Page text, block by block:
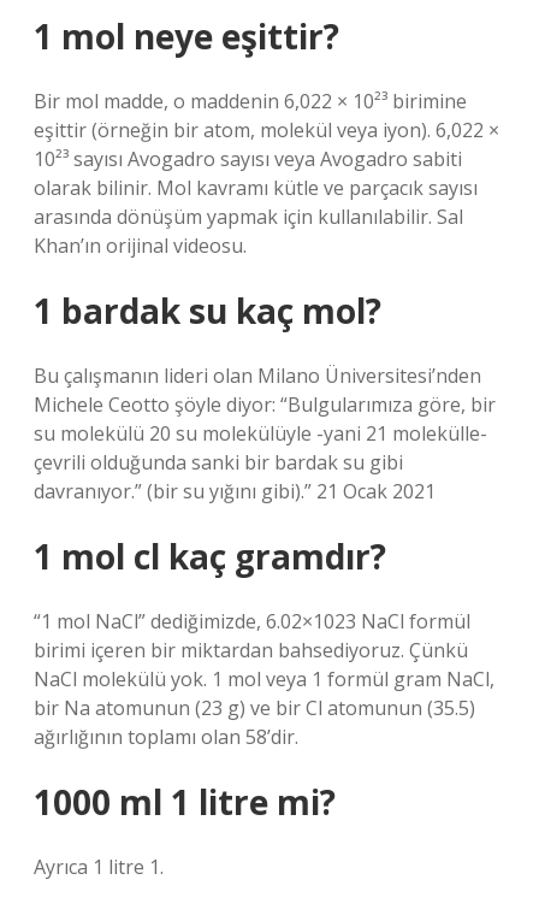
1 mol neye eşittir?
Bir mol madde, o maddenin 6,022 × 10²³ birimine
eşittir (örneğin bir atom, molekül veya iyon). 6,022 ×
10²³ sayısı Avogadro sayısı veya Avogadro sabiti
olarak bilinir. Mol kavramı kütle ve parçacık sayısı
arasında dönüşüm yapmak için kullanılabilir. Sal
Khan’ın orijinal videosu.
1 bardak su kaç mol?
Bu çalışmanın lideri olan Milano Üniversitesi’nden
Michele Ceotto şöyle diyor: “Bulgularımıza göre, bir
su molekülü 20 su molekülüyle -yani 21 molekülle-
çevrili olduğunda sanki bir bardak su gibi
davranıyor.” (bir su yığını gibi).” 21 Ocak 2021
1 mol cl kaç gramdır?
“1 mol NaCl” dediğimizde, 6.02×1023 NaCl formül
birimi içeren bir miktardan bahsediyoruz. Çünkü
NaCl molekülü yok. 1 mol veya 1 formül gram NaCl,
bir Na atomunun (23 g) ve bir Cl atomunun (35.5)
ağırlığının toplamı olan 58’dir.
1000 ml 1 litre mi?
Ayrıca 1 litre 1.